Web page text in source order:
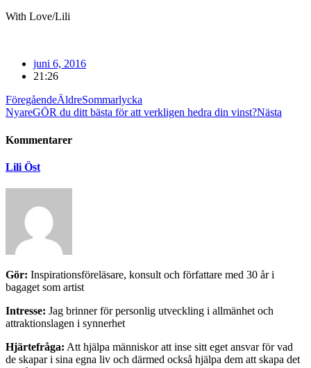
With Love/Lili
juni 6, 2016
21:26
FöregåendeÄldreSommarlycka
NyareGÖR du ditt bästa för att verkligen hedra din vinst?Nästa
Kommentarer
Lili Öst
Gör: Inspirationsföreläsare, konsult och författare med 30 år i
bagaget som artist
Intresse: Jag brinner för personlig utveckling i allmänhet och
attraktionslagen i synnerhet
Hjärtefråga: Att hjälpa människor att inse sitt eget ansvar för vad
de skapar i sina egna liv och därmed också hjälpa dem att skapa det